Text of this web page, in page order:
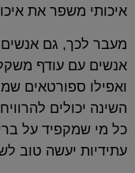
איכותי משפר את
מעבר לכך, גם אנשים
אנשים עם עודף
ואפילו ספורטאים
השינה יכולים
כל מי שמקפיד על
עתידיות יעשה טוב